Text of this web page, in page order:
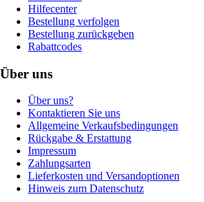
Hilfecenter
Bestellung verfolgen
Bestellung zurückgeben
Rabattcodes
Über uns
Über uns?
Kontaktieren Sie uns
Allgemeine Verkaufsbedingungen
Rückgabe & Erstattung
Impressum
Zahlungsarten
Lieferkosten und Versandoptionen
Hinweis zum Datenschutz